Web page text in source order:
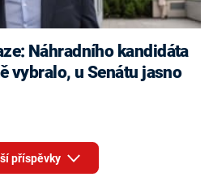
Náhradního kandidáta
vybralo, u Senátu jasno
příspěvky